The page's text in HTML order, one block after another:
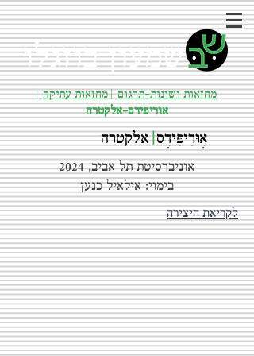
שמעון בוזגלו
מחזאות ושונות-תרגום|מחזאות עתיקה|
אוריפידס-אלקטרה
אֶוּרִיפִּידֶס|אלקטרה
אוניברסיטת תל אביב, 2024
בימוי: אילאיל כנען
לקריאת היצירה